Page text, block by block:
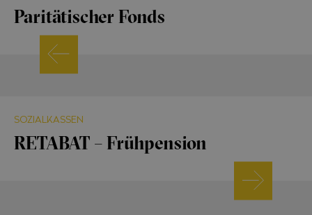
Paritätischer Fonds
SOZIALKASSEN
RETABAT – Frühpension